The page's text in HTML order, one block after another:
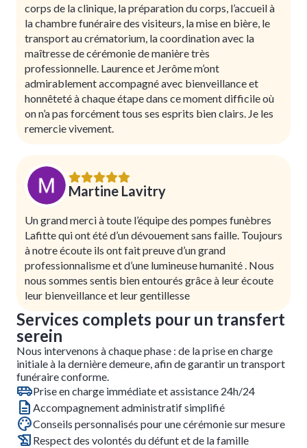
corps de la clinique, la préparation du corps, l’accueil à
la chambre funéraire des visiteurs, la mise en bière, le
transport au crématorium, la coordination avec la
maîtresse de cérémonie de manière très
professionnelle. Laurence et Jerôme m’ont
admirablement accompagné avec bienveillance et
honnêteté à chaque étape dans ce moment difficile où
on n’a pas forcément tous ses esprits bien clairs. Je les
remercie vivement.
Martine Lavitry
Un grand merci à toute l’équipe des pompes funèbres
Lafitte qui ont été d’un dévouement sans faille. Toujours
à notre écoute ils ont fait preuve d’un grand
professionnalisme et d’une lumineuse humanité . Nous
nous sommes sentis bien entourés grâce à leur écoute
leur bienveillance et leur gentillesse
Services complets pour un transfert
serein
Nous intervenons à chaque phase : de la prise en charge
initiale à la dernière demeure, afin de garantir un transport
funéraire conforme.
Prise en charge immédiate et assistance 24h/24
Accompagnement administratif simplifié
Conseils personnalisés pour une cérémonie sur mesure
Respect des volontés du défunt et de la famille